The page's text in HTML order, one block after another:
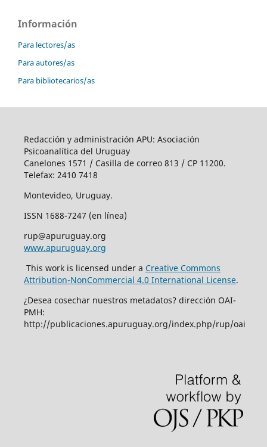
Información
Para lectores/as
Para autores/as
Para bibliotecarios/as
Redacción y administración APU: Asociación
Psicoanalítica del Uruguay
Canelones 1571 / Casilla de correo 813 / CP 11200.
Telefax: 2410 7418
Montevideo, Uruguay.
ISSN 1688-7247 (en línea)
rup@apuruguay.org
www.apuruguay.org
This work is licensed under a Creative Commons
Attribution-NonCommercial 4.0 International License.
¿Desea cosechar nuestros metadatos? dirección OAI-
PMH:
http://publicaciones.apuruguay.org/index.php/rup/oai